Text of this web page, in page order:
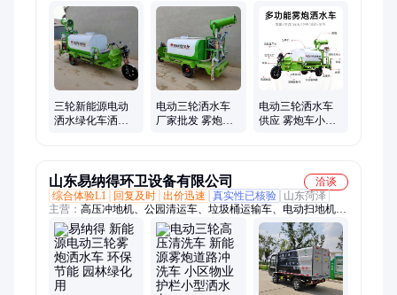
轴不排泥、带水箱洗轮机、混凝土搅拌机
三轮新能源电动
洒水绿化车洒水
电动三轮洒水车
厂家批发 雾炮车
电动三轮洒水车
供应 雾炮车小型
山东易纳得环卫设备有限公司
洽谈
综合体验L1
回复及时 出价迅速 真实性已核验
山东菏泽
主营： 高压冲地机、公园清运车、垃圾桶运输车、电动扫地机、
电动消防车、电动清扫车、电动扫路车、电动挂桶垃圾车、电动
洒水车、三轮电动挂桶垃圾车、环卫车、消防车、洒水车、三轮
挂桶垃圾车、垃圾运输车、垃圾清运车、挂桶垃圾车、吸粪车、
三轮吸粪车、高压清洗车、牧草膜、垃圾箱、洗地机、新能源扫
地车、微型消防车